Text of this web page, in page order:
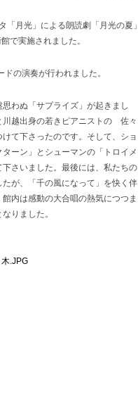
月光」による朗読劇「月光の夏」
で実施されました。
の演奏が行われました。
わぬ「サプライズ」が起きまし
川越出身の若きピアニストの 佐々
て下さったのです。 そして、ショ
ーン」とシューマンの「トロイメ
さいました。最後には、私たちの
が、「千の風になって」を快く伴
内は感動の大合唱の熱気につつま
りました。